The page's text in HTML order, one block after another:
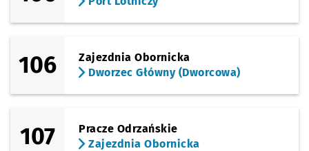
106
Zajezdnia Obornicka
Dworzec Główny (Dworcowa)
107
Pracze Odrzańskie
Zajezdnia Obornicka